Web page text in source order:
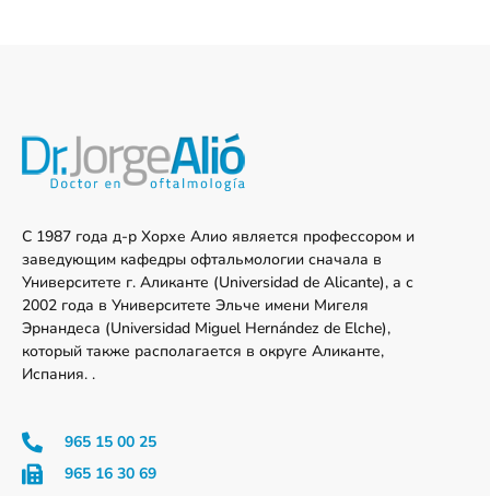
С 1987 года д-р Хорхе Алио является профессором и
заведующим кафедры офтальмологии сначала в
Университете г. Аликанте (Universidad de Alicante), а с
2002 года в Университете Эльче имени Мигеля
Эрнандеса (Universidad Miguel Hernández de Elche),
который также располагается в округе Аликанте,
Испания. .
965 15 00 25
965 16 30 69